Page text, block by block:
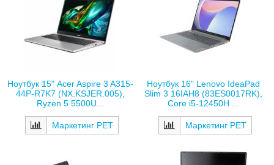
Ноутбук 15" Acer Aspire 3 A315-
44P-R7K7 (NX.KSJER.005),
Ryzen 5 5500U...
Маркетинг РЕТ
Ноутбук 16" Lenovo IdeaPad
Slim 3 16IAH8 (83ES0017RK),
Core i5-12450H ...
Маркетинг РЕТ